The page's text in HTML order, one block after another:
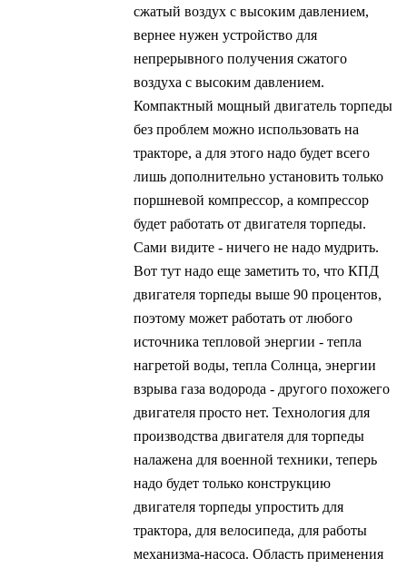
сжатый воздух с высоким давлением,
вернее нужен устройство для
непрерывного получения сжатого
воздуха с высоким давлением.
Компактный мощный двигатель торпеды
без проблем можно использовать на
тракторе, а для этого надо будет всего
лишь дополнительно установить только
поршневой компрессор, а компрессор
будет работать от двигателя торпеды.
Сами видите - ничего не надо мудрить.
Вот тут надо еще заметить то, что КПД
двигателя торпеды выше 90 процентов,
поэтому может работать от любого
источника тепловой энергии - тепла
нагретой воды, тепла Солнца, энергии
взрыва газа водорода - другого похожего
двигателя просто нет. Технология для
производства двигателя для торпеды
налажена для военной техники, теперь
надо будет только конструкцию
двигателя торпеды упростить для
трактора, для велосипеда, для работы
механизма-насоса. Область применения